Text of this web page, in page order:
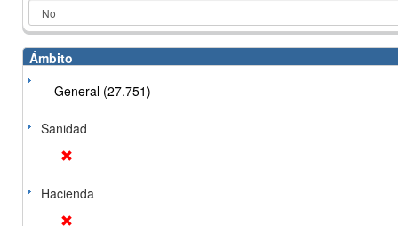
Ámbito
General (27.751)
Sanidad
Hacienda